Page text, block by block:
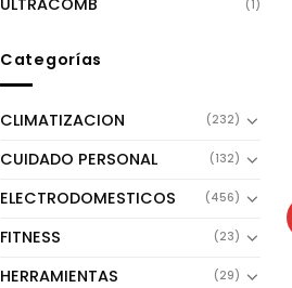
ULTRACOMB (1)
Categorías
CLIMATIZACION (232)
CUIDADO PERSONAL (132)
ELECTRODOMESTICOS (456)
FITNESS (23)
HERRAMIENTAS (29)